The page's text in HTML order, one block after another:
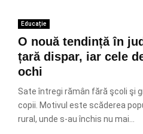
Educație
O nouă tendință în
țară dispar, iar cele
ochi
Sate întregi rămân fără şcoli şi
copii. Motivul este scăderea
rural, unde s-au închis nu mai...